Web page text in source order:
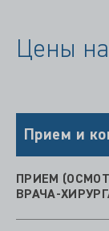
Цены
Прием и
ПРИЕМ
ВРАЧА-